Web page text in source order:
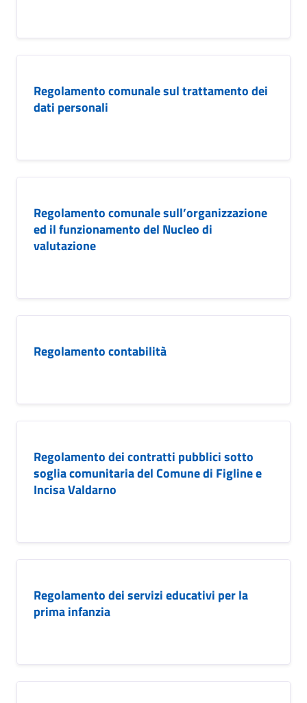
Regolamento comunale sul trattamento dei
dati personali
Regolamento comunale sull’organizzazione
ed il funzionamento del Nucleo di
valutazione
Regolamento contabilità
Regolamento dei contratti pubblici sotto
soglia comunitaria del Comune di Figline e
Incisa Valdarno
Regolamento dei servizi educativi per la
prima infanzia